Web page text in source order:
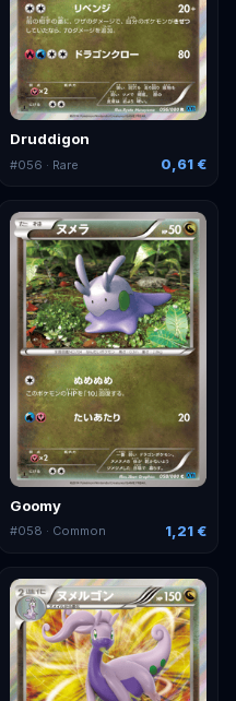
Druddigon
#056 · Rare 0,61 €
Goomy
#058 · Common 1,21 €